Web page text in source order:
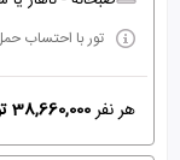
تور با احتساب
هر نفر38,660,000 تومان